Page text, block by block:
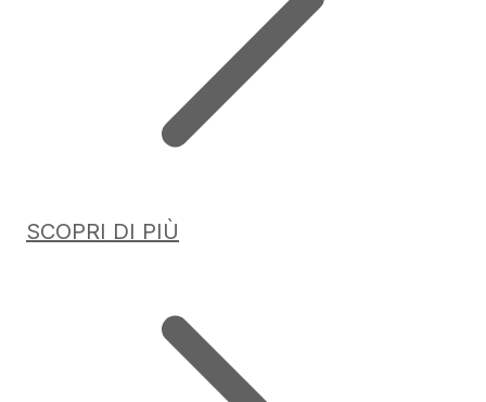
SCOPRI DI PIÙ